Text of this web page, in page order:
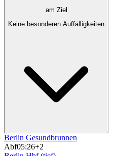
am Ziel
Keine besonderen Auffälligkeiten
Berlin Gesundbrunnen
Abf05:26+2